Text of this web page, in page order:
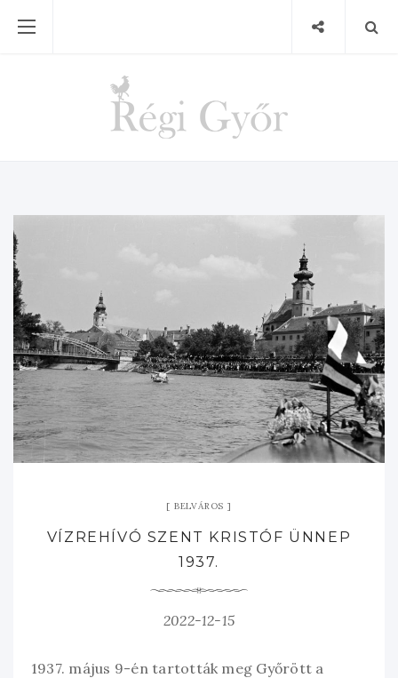
BELVÁROS
VÍZREHÍVÓ SZENT KRISTÓF ÜNNEP
1937.
2022-12-15
1937. május 9-én tartották meg Győrött a